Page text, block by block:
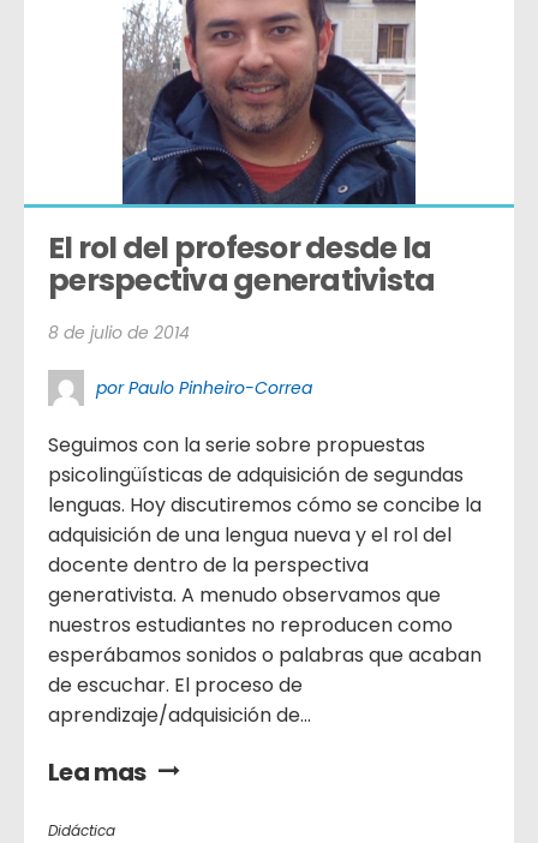
El rol del profesor desde la
perspectiva generativista
8 de julio de 2014
por Paulo Pinheiro-Correa
Seguimos con la serie sobre propuestas
psicolingüísticas de adquisición de segundas
lenguas. Hoy discutiremos cómo se concibe la
adquisición de una lengua nueva y el rol del
docente dentro de la perspectiva
generativista. A menudo observamos que
nuestros estudiantes no reproducen como
esperábamos sonidos o palabras que acaban
de escuchar. El proceso de
aprendizaje/adquisición de...
Lea mas
Didáctica